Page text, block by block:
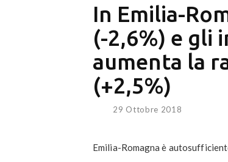
In Emilia-
(-2,6%) e gli
aumenta la
(+2,5%)
29 Ottobre 2018
Emilia-Romagna è